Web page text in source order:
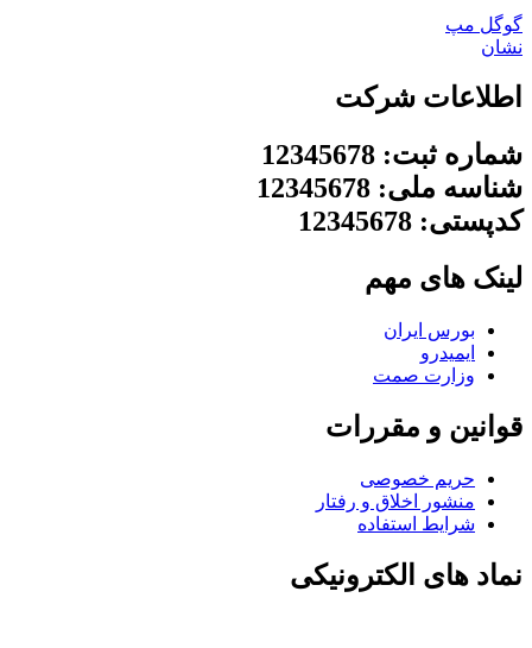
گوگل مپ
نشان
اطلاعات شرکت
شماره ثبت: 12345678
شناسه ملی: 12345678
کدپستی: 12345678
لینک های مهم
بورس ایران
ایمیدرو
وزارت صمت
قوانین و مقررات
حریم خصوصی
منشور اخلاق و رفتار
شرایط استفاده
نماد های الکترونیکی